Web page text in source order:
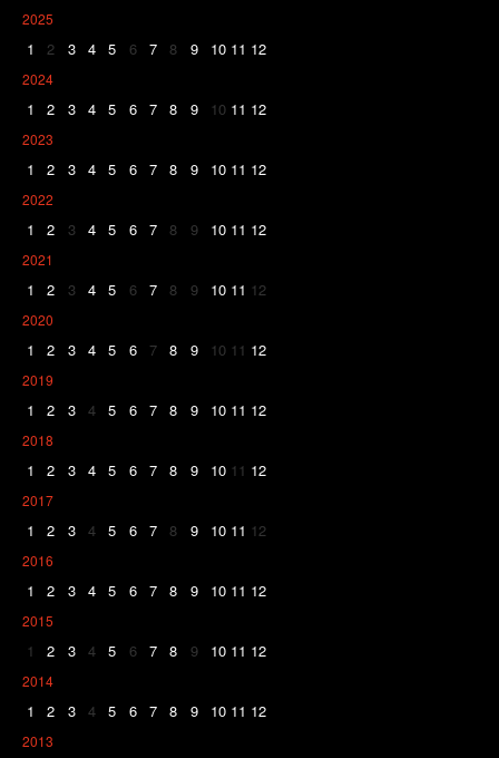
2025
1 2 3 4 5 6 7 8 9 10 11 12
2024
1 2 3 4 5 6 7 8 9 10 11 12
2023
1 2 3 4 5 6 7 8 9 10 11 12
2022
1 2 3 4 5 6 7 8 9 10 11 12
2021
1 2 3 4 5 6 7 8 9 10 11 12
2020
1 2 3 4 5 6 7 8 9 10 11 12
2019
1 2 3 4 5 6 7 8 9 10 11 12
2018
1 2 3 4 5 6 7 8 9 10 11 12
2017
1 2 3 4 5 6 7 8 9 10 11 12
2016
1 2 3 4 5 6 7 8 9 10 11 12
2015
1 2 3 4 5 6 7 8 9 10 11 12
2014
1 2 3 4 5 6 7 8 9 10 11 12
2013